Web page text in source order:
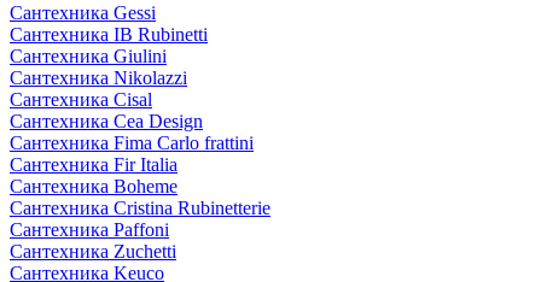
Сантехника Gessi
Сантехника IB Rubinetti
Сантехника Giulini
Сантехника Nikolazzi
Сантехника Cisal
Сантехника Cea Design
Сантехника Fima Carlo frattini
Сантехника Fir Italia
Сантехника Boheme
Сантехника Cristina Rubinetterie
Сантехника Paffoni
Сантехника Zuchetti
Сантехника Keuco